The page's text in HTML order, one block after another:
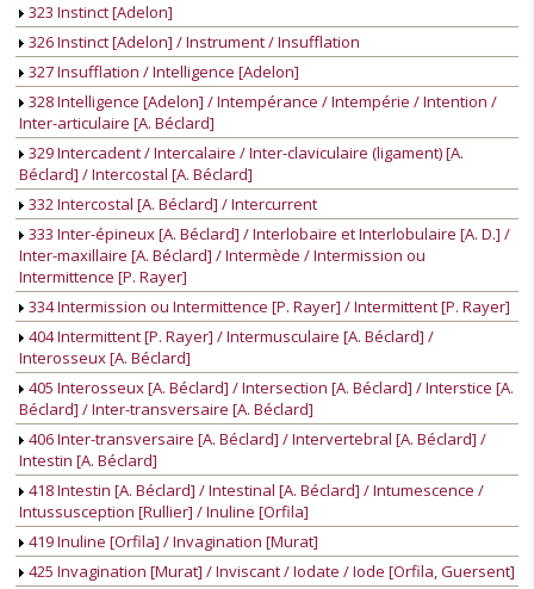
323 Instinct [Adelon]
326 Instinct [Adelon] / Instrument / Insufflation
327 Insufflation / Intelligence [Adelon]
328 Intelligence [Adelon] / Intempérance / Intempérie / Intention /
Inter-articulaire [A. Béclard]
329 Intercadent / Intercalaire / Inter-claviculaire (ligament) [A.
Béclard] / Intercostal [A. Béclard]
332 Intercostal [A. Béclard] / Intercurrent
333 Inter-épineux [A. Béclard] / Interlobaire et Interlobulaire [A. D.] /
Inter-maxillaire [A. Béclard] / Intermède / Intermission ou
Intermittence [P. Rayer]
334 Intermission ou Intermittence [P. Rayer] / Intermittent [P. Rayer]
404 Intermittent [P. Rayer] / Intermusculaire [A. Béclard] /
Interosseux [A. Béclard]
405 Interosseux [A. Béclard] / Intersection [A. Béclard] / Interstice [A.
Béclard] / Inter-transversaire [A. Béclard]
406 Inter-transversaire [A. Béclard] / Intervertebral [A. Béclard] /
Intestin [A. Béclard]
418 Intestin [A. Béclard] / Intestinal [A. Béclard] / Intumescence /
Intussusception [Rullier] / Inuline [Orfila]
419 Inuline [Orfila] / Invagination [Murat]
425 Invagination [Murat] / Inviscant / Iodate / Iode [Orfila, Guersent]